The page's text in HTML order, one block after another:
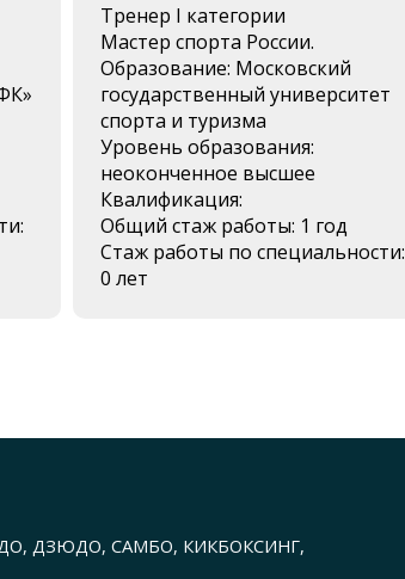
Тренер I категории
Мастер спорта России.
Образование: Московский
государственный университет
спорта и туризма
Уровень образования:
неоконченное высшее
Квалификация:
Общий стаж работы: 1 год
Стаж работы по специальности:
0 лет
ДЗЮДО, САМБО, КИКБОКСИНГ,